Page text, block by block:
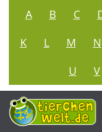
A B C
K
L M N
U
V